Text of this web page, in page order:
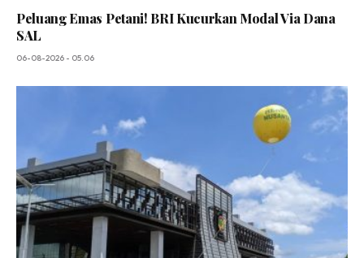
Peluang Emas Petani! BRI Kucurkan Modal Via Dana
SAL
06-08-2026 - 05.06